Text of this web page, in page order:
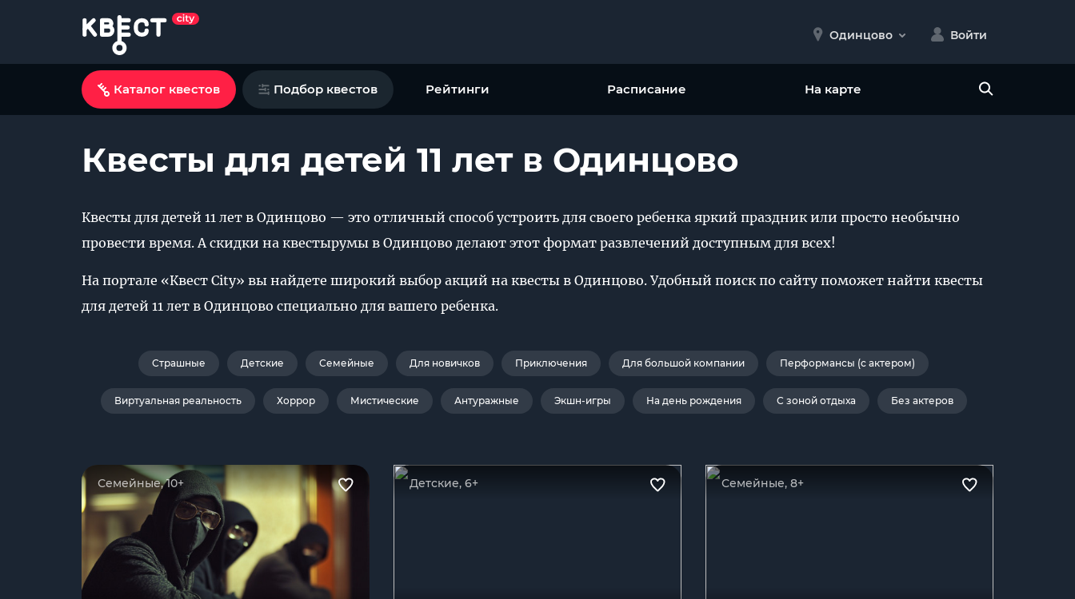
Одинцово Войти
Каталог квестов Подбор квестов Рейтинги Расписание На карте
Квесты для детей 11 лет в Одинцово
Квесты для детей 11 лет в Одинцово — это отличный способ устроить для своего ребенка яркий праздник или просто необычно
провести время. А скидки на квестырумы в Одинцово делают этот формат развлечений доступным для всех!
На портале «Квест City» вы найдете широкий выбор акций на квесты в Одинцово. Удобный поиск по сайту поможет найти квесты
для детей 11 лет в Одинцово специально для вашего ребенка.
Страшные Детские Семейные Для новичков Приключения Для большой компании Перформансы (с актером)
Виртуальная реальность Хоррор Мистические Антуражные Экшн-игры На день рождения С зоной отдыха Без актеров
Семейные, 10+ Детские, 6+ Семейные, 8+